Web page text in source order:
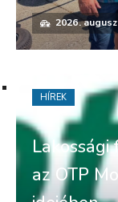
2026.
az OTP
HÍREK